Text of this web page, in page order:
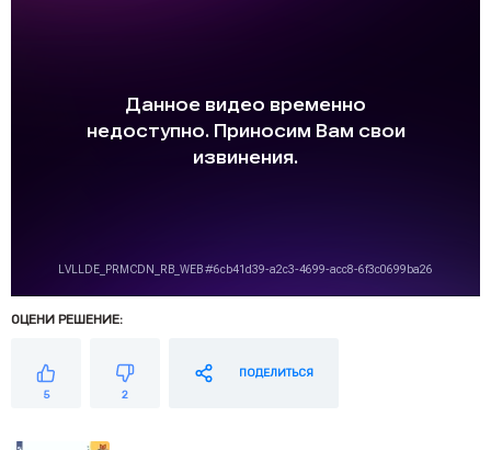
ОЦЕНИ РЕШЕНИЕ:
5 2
ПОДЕЛИТЬСЯ